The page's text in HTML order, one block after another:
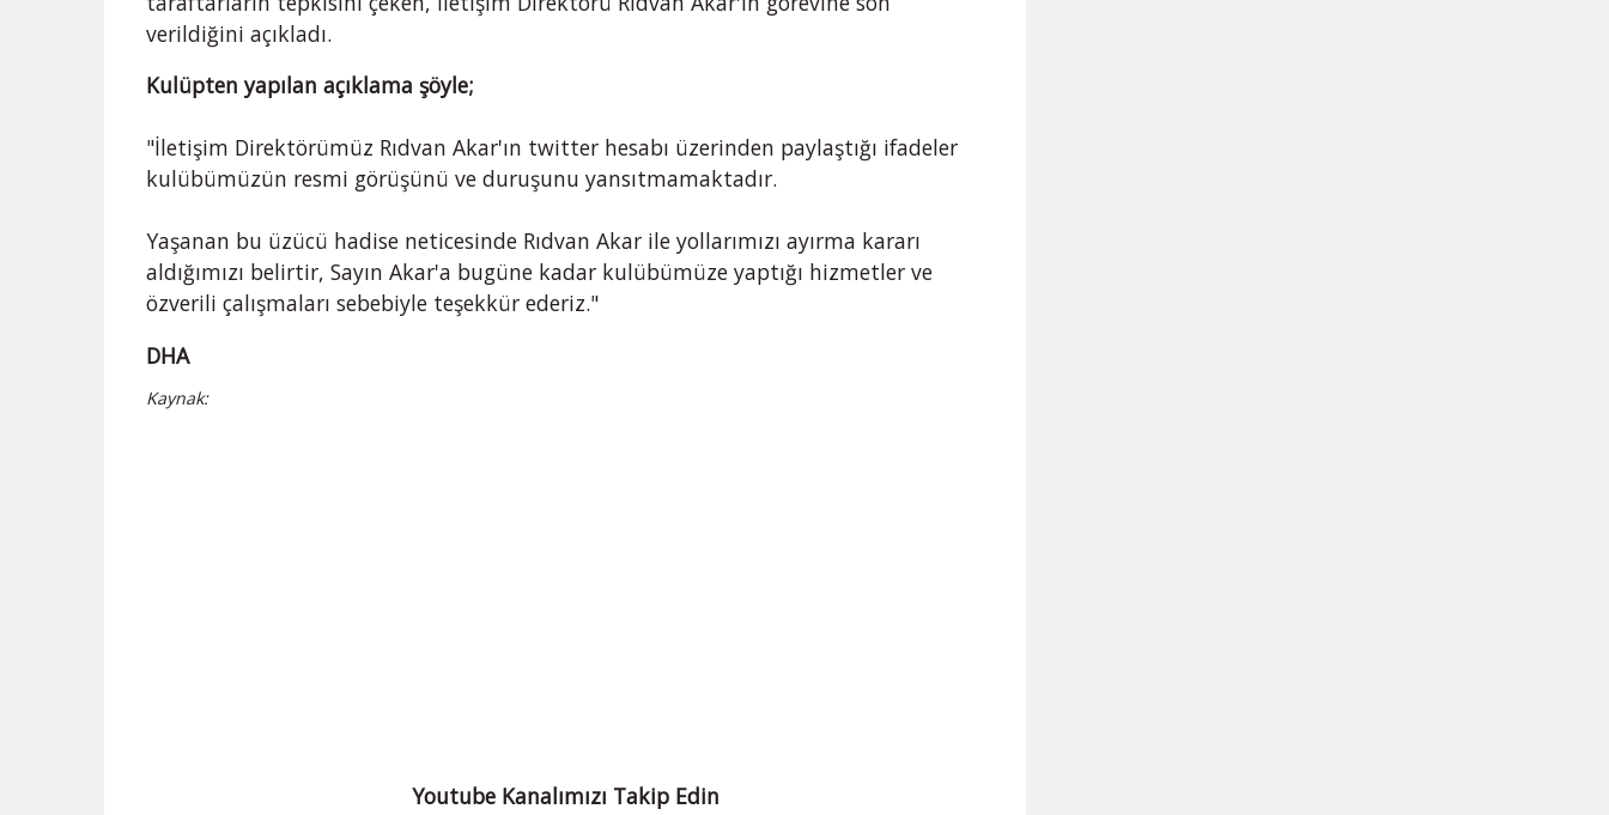
verildiğini açıkladı.
Kulüpten yapılan açıklama şöyle;
"İletişim Direktörümüz Rıdvan Akar'ın twitter hesabı üzerinden paylaştığı ifadeler
kulübümüzün resmi görüşünü ve duruşunu yansıtmamaktadır.
Yaşanan bu üzücü hadise neticesinde Rıdvan Akar ile yollarımızı ayırma kararı
aldığımızı belirtir, Sayın Akar'a bugüne kadar kulübümüze yaptığı hizmetler ve
özverili çalışmaları sebebiyle teşekkür ederiz."
DHA
Kaynak:
Youtube Kanalımızı Takip Edin